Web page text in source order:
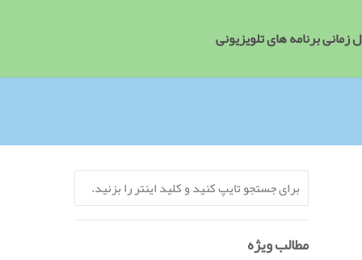
زمانی برنامه های تلویزیونی
مطالب ویژه